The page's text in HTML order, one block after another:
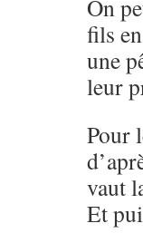
On
fils
une
leur
Pour
vaut
Et